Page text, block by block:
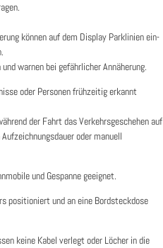
können auf dem Display Parklinien ein-
warnen bei gefährlicher Annäherung.
oder Personen frühzeitig erkannt
der Fahrt das Verkehrsgeschehen auf
oder manuell
und Gespanne geeignet.
positioniert und an eine Bordsteckdose
keine Kabel verlegt oder Löcher in die